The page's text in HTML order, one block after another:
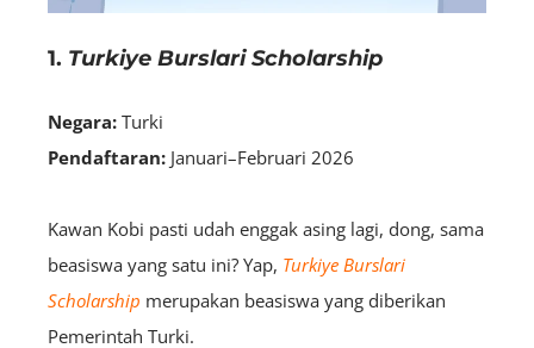
1. Turkiye Burslari Scholarship
Negara: Turki
Pendaftaran: Januari–Februari 2026
Kawan Kobi pasti udah enggak asing lagi, dong, sama
beasiswa yang satu ini? Yap, Turkiye Burslari
Scholarship merupakan beasiswa yang diberikan
Pemerintah Turki.